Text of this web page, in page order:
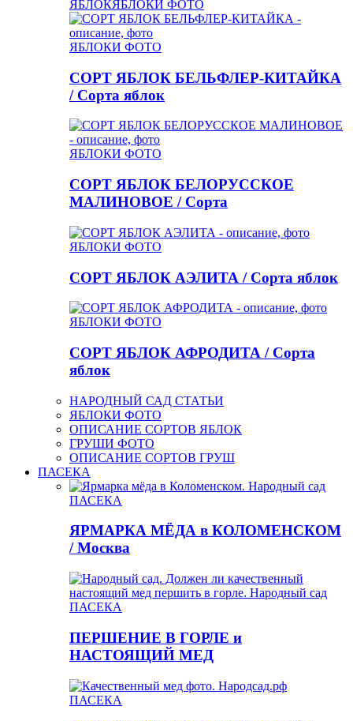
ЯБЛОКЯБЛОКИ ФОТО
ЯБЛОКИ ФОТО
СОРТ ЯБЛОК БЕЛЬФЛЕР-КИТАЙКА
/ Сорта яблок
ЯБЛОКИ ФОТО
СОРТ ЯБЛОК БЕЛОРУССКОЕ
МАЛИНОВОЕ / Сорта
ЯБЛОКИ ФОТО
СОРТ ЯБЛОК АЭЛИТА / Сорта яблок
ЯБЛОКИ ФОТО
СОРТ ЯБЛОК АФРОДИТА / Сорта
яблок
НАРОДНЫЙ САД СТАТЬИ
ЯБЛОКИ ФОТО
ОПИСАНИЕ СОРТОВ ЯБЛОК
ГРУШИ ФОТО
ОПИСАНИЕ СОРТОВ ГРУШ
ПАСЕКА
ПАСЕКА
ЯРМАРКА МЁДА в КОЛОМЕНСКОМ
/ Москва
ПАСЕКА
ПЕРШЕНИЕ В ГОРЛЕ и
НАСТОЯЩИЙ МЕД
ПАСЕКА